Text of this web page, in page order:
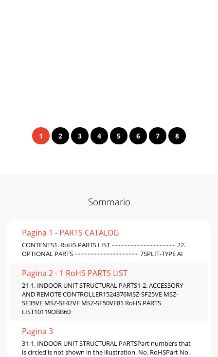
1 2 3 4 5 6 7 8
Sommario
Pagina 1 - PARTS CATALOG
CONTENTS1. RoHS PARTS LIST ············································ 22.
OPTIONAL PARTS ············································ 7SPLIT-TYPE AI
Pagina 2 - 1 RoHS PARTS LIST
21-1. INDOOR UNIT STRUCTURAL PARTS1-2. ACCESSORY
AND REMOTE CONTROLLER1524376MSZ-SF25VE MSZ-
SF35VE MSZ-SF42VE MSZ-SF50VE81 RoHS PARTS
LIST10119OBB60
Pagina 3
31-1. INDOOR UNIT STRUCTURAL PARTSPart numbers that
is circled is not shown in the illustration. No. RoHSPart No.